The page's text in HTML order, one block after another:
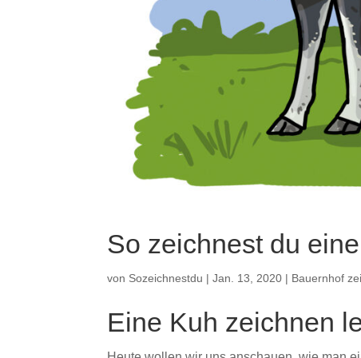
So zeichnest du
von Sozeichnestdu |Jan. 13, 2020 | Bauernhof
Eine Kuh zeichnen